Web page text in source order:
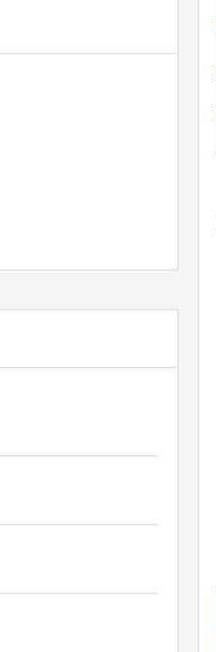
項後，請記得與